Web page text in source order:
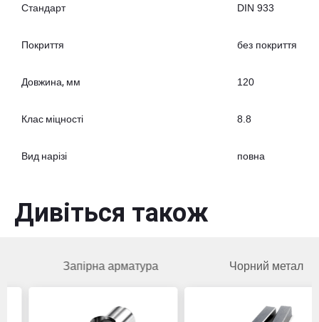
Стандарт DIN 933
Покриття без покриття
Довжина, мм 120
Клас міцності 8.8
Вид нарізі повна
Дивіться також
Запірна арматура Чорний метал